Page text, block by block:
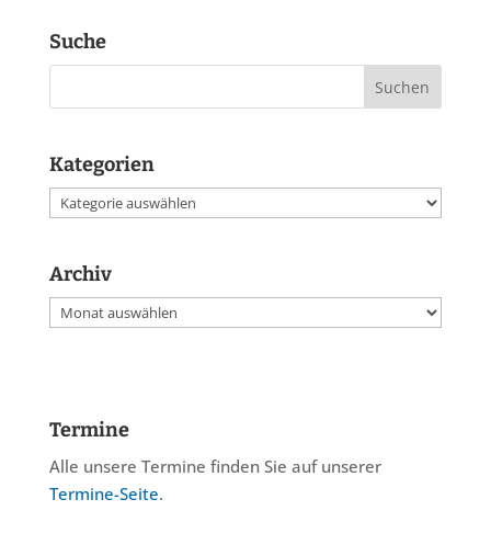
Suche
Kategorien
Kategorien
Archiv
Archiv
Termine
Alle unsere Termine finden Sie auf unserer
Termine-Seite.